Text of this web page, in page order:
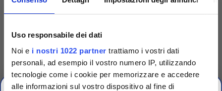
Uso responsabile dei dati
Noi e i nostri 1022 partner trattiamo i vostri dati
personali, ad esempio il vostro numero IP, utilizzando
tecnologie come i cookie per memorizzare e accedere
alle informazioni sul vostro dispositivo al fine di
CodiceTRG90001
dischetti
Dispenser singolo in plastica
per espellere uno a uno i
dischetti dalle cartucce.